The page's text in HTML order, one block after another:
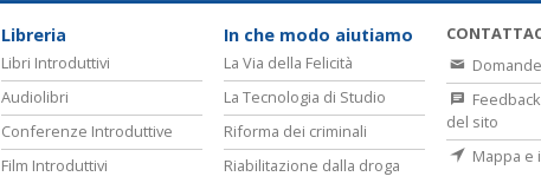
Libreria
Libri Introduttivi
Audiolibri
Conferenze Introduttive
Film Introduttivi
In che modo aiutiamo
La Via della Felicità
La Tecnologia di Studio
Riforma dei criminali
Riabilitazione dalla droga
del sito
Mappa e